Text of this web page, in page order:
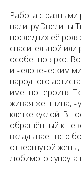
Работа с
палитру Эвелины
последних её
спасительной
особенно ярко.
и человеческим
народного
именно героиня
живая женщина,
клетке куклой. В
обращённый к
вкладывает всю
отвергнутой
любимого супруга